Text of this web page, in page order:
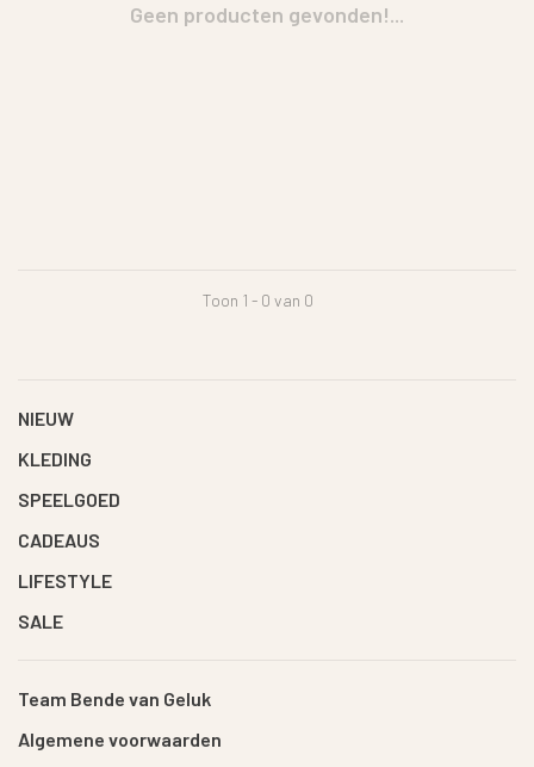
Geen producten gevonden!...
Toon 1 - 0 van 0
NIEUW
KLEDING
SPEELGOED
CADEAUS
LIFESTYLE
SALE
Team Bende van Geluk
Algemene voorwaarden